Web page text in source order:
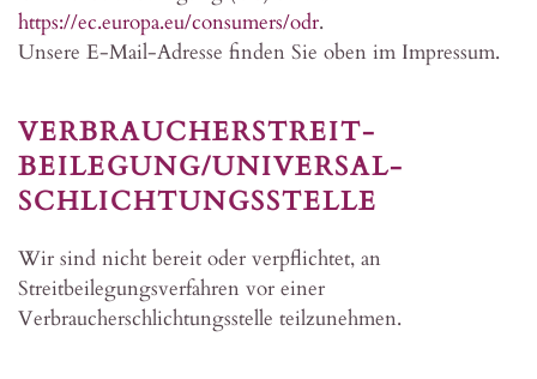
https://ec.europa.eu/consumers/odr.
Unsere E-Mail-Adresse finden Sie oben im Impressum.
VERBRAUCHER­STREIT­
BEILEGUNG/UNIVERSAL­
SCHLICHTUNGS­STELLE
Wir sind nicht bereit oder verpflichtet, an
Streitbeilegungsverfahren vor einer
Verbraucherschlichtungsstelle teilzunehmen.